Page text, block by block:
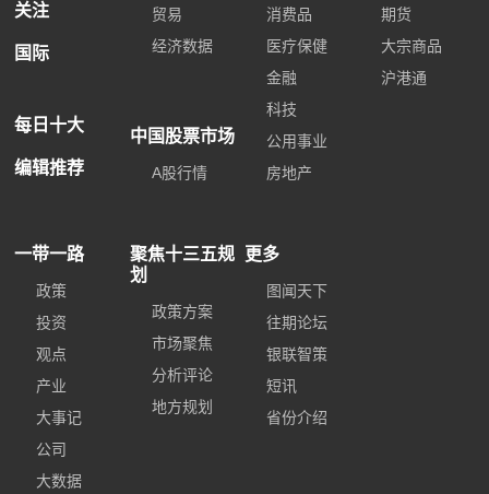
关注
国际
每日十大
编辑推荐
贸易
经济数据
中国股票市场
A股行情
消费品
医疗保健
金融
科技
公用事业
房地产
期货
大宗商品
沪港通
一带一路
政策
投资
观点
产业
大事记
公司
大数据
聚焦十三五规
划
政策方案
市场聚焦
分析评论
地方规划
更多
图闻天下
往期论坛
银联智策
短讯
省份介绍